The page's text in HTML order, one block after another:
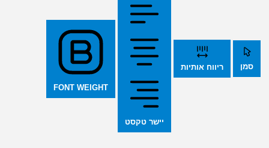
סמן ריווח אותיות
יישר טקסט
FONT WEIGHT